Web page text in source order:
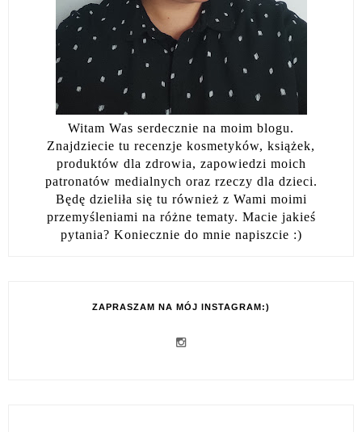
Witam Was serdecznie na moim blogu.
Znajdziecie tu recenzje kosmetyków, książek,
produktów dla zdrowia, zapowiedzi moich
patronatów medialnych oraz rzeczy dla dzieci.
Będę dzieliła się tu również z Wami moimi
przemyśleniami na różne tematy. Macie jakieś
pytania? Koniecznie do mnie napiszcie :)
ZAPRASZAM NA MÓJ INSTAGRAM:)